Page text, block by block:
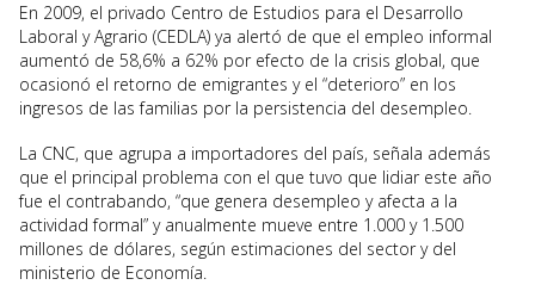
En 2009, el privado Centro de Estudios para el Desarrollo
Laboral y Agrario (CEDLA) ya alertó de que el empleo informal
aumentó de 58,6% a 62% por efecto de la crisis global, que
ocasionó el retorno de emigrantes y el “deterioro” en los
ingresos de las familias por la persistencia del desempleo.
La CNC, que agrupa a importadores del país, señala además
que el principal problema con el que tuvo que lidiar este año
fue el contrabando, “que genera desempleo y afecta a la
actividad formal” y anualmente mueve entre 1.000 y 1.500
millones de dólares, según estimaciones del sector y del
ministerio de Economía.